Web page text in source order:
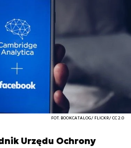
FOT. BOOKCATALOG/ FLICKR/ CC 2.0
Urzędu Ochrony